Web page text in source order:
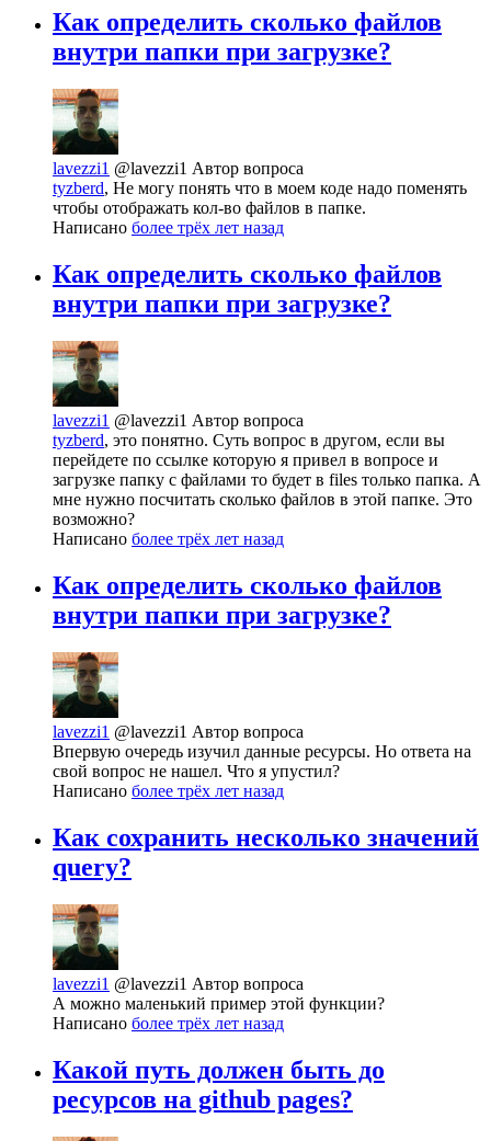
Как определить сколько файлов
внутри папки при загрузке?
lavezzi1 @lavezzi1 Автор вопроса
tyzberd, Не могу понять что в моем коде надо поменять
чтобы отображать кол-во файлов в папке.
Написано более трёх лет назад
Как определить сколько файлов
внутри папки при загрузке?
lavezzi1 @lavezzi1 Автор вопроса
tyzberd, это понятно. Суть вопрос в другом, если вы
перейдете по ссылке которую я привел в вопросе и
загрузке папку с файлами то будет в files только папка. А
мне нужно посчитать сколько файлов в этой папке. Это
возможно?
Написано более трёх лет назад
Как определить сколько файлов
внутри папки при загрузке?
lavezzi1 @lavezzi1 Автор вопроса
Впервую очередь изучил данные ресурсы. Но ответа на
свой вопрос не нашел. Что я упустил?
Написано более трёх лет назад
Как сохранить несколько значений
query?
lavezzi1 @lavezzi1 Автор вопроса
А можно маленький пример этой функции?
Написано более трёх лет назад
Какой путь должен быть до
ресурсов на github pages?